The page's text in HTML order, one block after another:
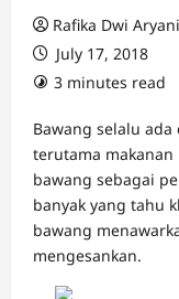
Rafika Dwi Aryani
July 17, 2018
3 minutes read
Bawang selalu
terutama makanan
bawang sebagai
banyak yang tahu
bawang
mengesankan.